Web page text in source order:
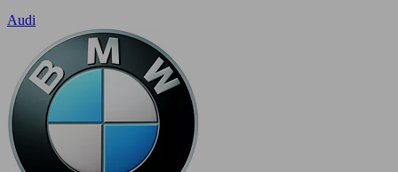
Audi